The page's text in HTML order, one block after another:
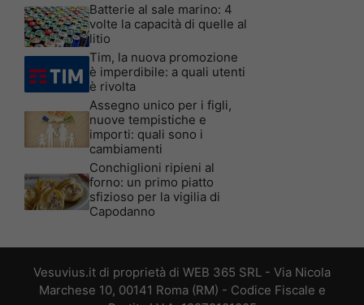
Batterie al sale marino: 4
volte la capacità di quelle al
litio
Tim, la nuova promozione
è imperdibile: a quali utenti
è rivolta
Assegno unico per i figli,
nuove tempistiche e
importi: quali sono i
cambiamenti
Conchiglioni ripieni al
forno: un primo piatto
sfizioso per la vigilia di
Capodanno
Vesuvius.it di proprietà di WEB 365 SRL - Via Nicola
Marchese 10, 00141 Roma (RM) - Codice Fiscale e